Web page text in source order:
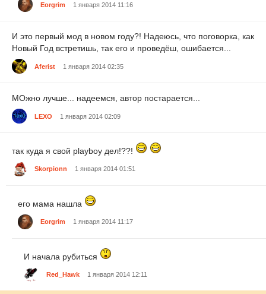
Eorgrim 1 января 2014 11:16
И это первый мод в новом году?! Надеюсь, что поговорка, как
Новый Год встретишь, так его и проведёш, ошибается...
Aferist 1 января 2014 02:35
МОжно лучше... надеемся, автор постарается...
LEXO 1 января 2014 02:09
так куда я свой playboy дел!??!
Skorpionn 1 января 2014 01:51
его мама нашла
Eorgrim 1 января 2014 11:17
И начала рубиться
Red_Hawk 1 января 2014 12:11